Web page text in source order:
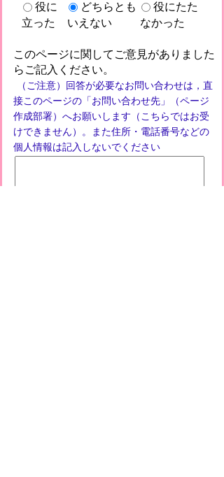
役に
立った
どちらとも
いえない
役にたた
なかった
このページに関してご意見がありました
らご記入ください。
（ご注意）回答が必要なお問い合わせは，直
接このページの「お問い合わせ先」（ページ
作成部署）へお願いします（こちらではお受
けできません）。また住所・電話番号などの
個人情報は記入しないでください